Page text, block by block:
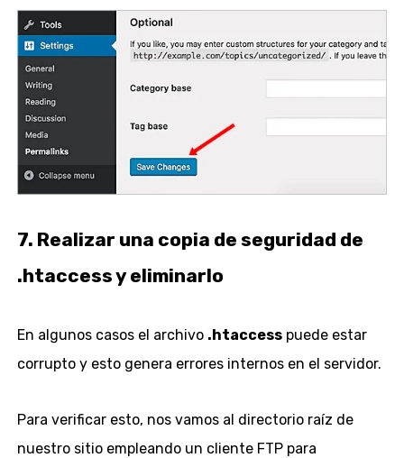
7. Realizar una copia de seguridad de
.htaccess y eliminarlo
En algunos casos el archivo .htaccesspuede estar
corrupto y esto genera errores internos en el servidor.
Para verificar esto, nos vamos al directorio raíz de
nuestro sitio empleando un cliente FTP para